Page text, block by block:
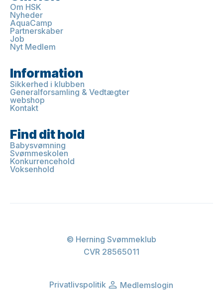
Om HSK
Nyheder
AquaCamp
Partnerskaber
Job
Nyt Medlem
Information
Sikkerhed i klubben
Generalforsamling & Vedtægter
webshop
Kontakt
Find dit hold
Babysvømning
Svømmeskolen
Konkurrencehold
Voksenhold
© Herning Svømmeklub
CVR 28565011
Privatlivspolitik Medlemslogin